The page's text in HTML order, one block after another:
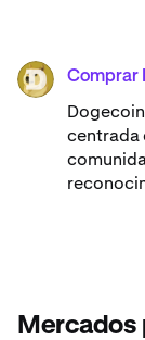
DOGE Comprar
centrada
Mercados